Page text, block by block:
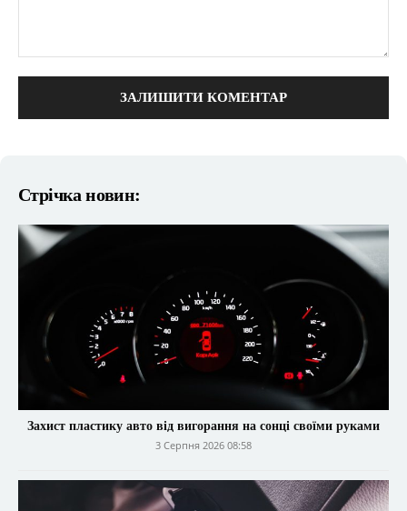
Стрічка новин:
Захист пластику авто від вигорання на сонці своїми руками
3 Серпня 2026 08:58